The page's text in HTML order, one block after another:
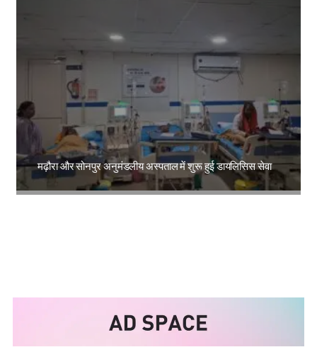
मढ़ौरा और सोनपुर अनुमंडलीय अस्पताल में शुरू हुई डायलिसिस सेवा
Amit Lekh